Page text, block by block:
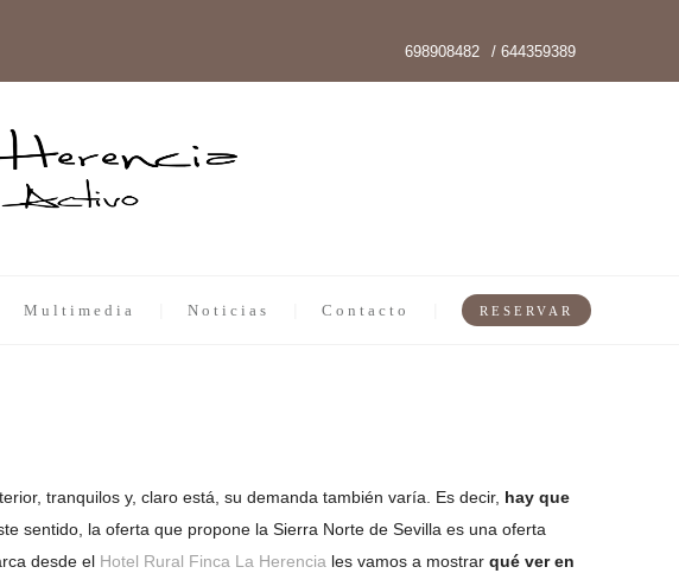
/ 644359389
698908482
Multimedia Noticias Contacto RESERVAR
tranquilos y, claro está, su demanda también varía. Es decir, hay que
sentido, la oferta que propone la Sierra Norte de Sevilla es una oferta
desde el Hotel Rural Finca La Herencia les vamos a mostrar qué ver en